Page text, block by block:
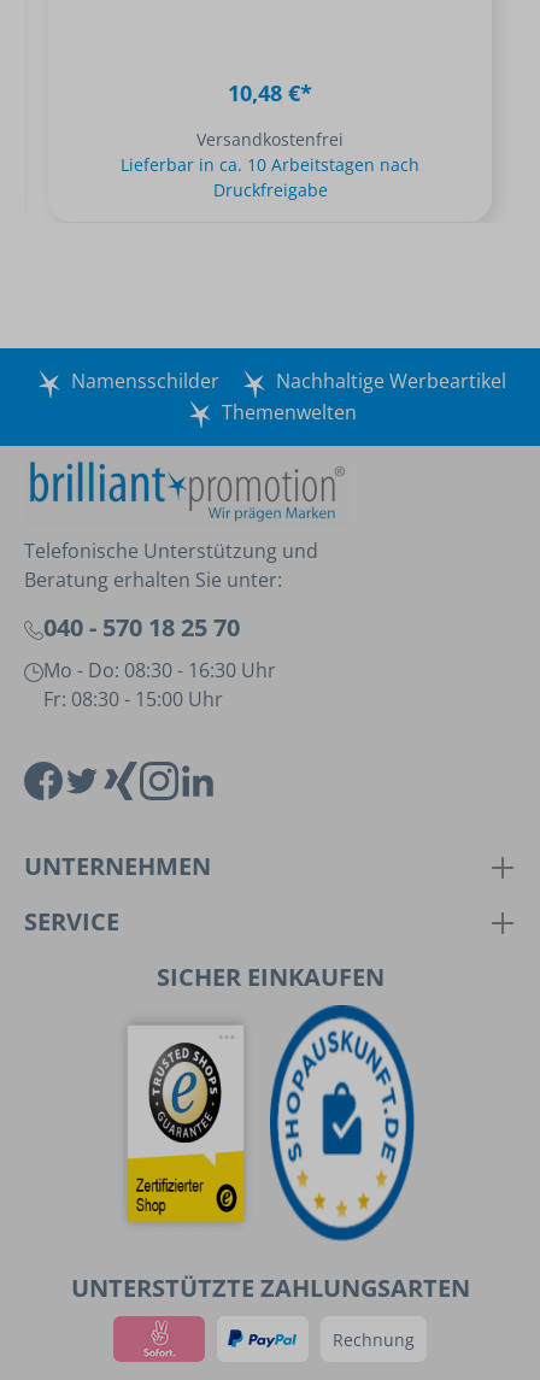
10,48 €*
Versandkostenfrei
Lieferbar in ca. 10 Arbeitstagen nach
Druckfreigabe
Namensschilder
Nachhaltige Werbeartikel
Themenwelten
Telefonische Unterstützung und
Beratung erhalten Sie unter:
040 - 570 18 25 70
Mo - Do: 08:30 - 16:30 Uhr
Fr: 08:30 - 15:00 Uhr
UNTERNEHMEN
SERVICE
SICHER EINKAUFEN
UNTERSTÜTZTE ZAHLUNGSARTEN
Rechnung